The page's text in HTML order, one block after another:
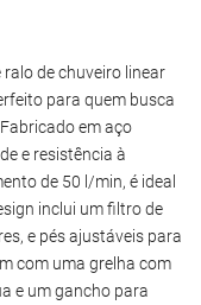
ralo de chuveiro linear
para quem busca
em aço
e resistência à
de 50 l/min, é ideal
inclui um filtro de
e pés ajustáveis para
com uma grelha com
e um gancho para